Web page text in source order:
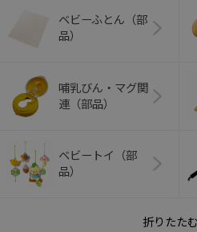
ベビーふとん（部
品）
哺乳びん・マグ関
連（部品）
ベビートイ（部
品）